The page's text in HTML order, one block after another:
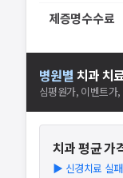
제증명수수료
병원별 치과치
심평원가, 이벤트가
치과평균 가
▶ 신경치료 실